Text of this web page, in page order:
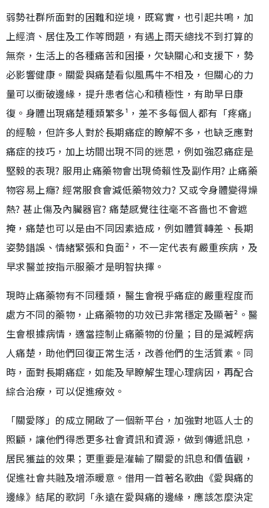
弱勢社群所面對的困難和逆境，既寫實，也引起共鳴，加
上經濟、居住及工作等問題，有遇上雨天總找不到打算的
無奈，生活上的各種痛苦和困擾，欠缺關心和支援下，勢
必影響健康。關愛與痛楚看似風馬牛不相及，但關心的力
量可以衝破邊緣，提升患者信心和積極性，有助早日康
復。身體出現痛楚種類繁多¹，差不多每個人都有「疼痛」
的經驗，但許多人對於長期痛症的瞭解不多，也缺乏應對
痛症的技巧，加上坊間出現不同的迷思，例如強忍痛症是
堅毅的表現? 服用止痛藥物會出現倚賴性及副作用? 止痛藥
物容易上癮? 經常服食會減低藥物效力? 又或令身體變得燥
熱? 甚止傷及內臟器官? 痛楚感覺往往毫不吝嗇也不會遮
掩，痛楚也可以是由不同因素造成，例如體質轉差、長期
姿勢錯誤、情緒緊張和負面²，不一定代表有嚴重疾病，及
早求醫並按指示服藥才是明智抉擇。
現時止痛藥物有不同種類，醫生會視乎痛症的嚴重程度而
處方不同的藥物，止痛藥物的功效已非常穩定及顯著²。醫
生會根據病情，適當控制止痛藥物的份量；目的是減輕病
人痛楚，助他們回復正常生活，改善他們的生活質素。同
時，面對長期痛症，如能及早瞭解生理心理病因，再配合
綜合治療，可以促進療效。
「關愛隊」的成立開啟了一個新平台，加強對地區人士的
照顧，讓他們得悉更多社會資訊和資源，做到傳遞訊息，
居民獲益的效果；更重要是灌輸了關愛的訊息和價值觀，
促進社會共融及增添暖意。借用一首著名歌曲《愛與痛的
邊緣》結尾的歌詞「永遠在愛與痛的邊緣，應該怎麼決定